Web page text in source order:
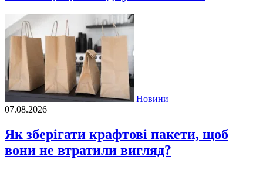
Новини
07.08.2026
Як зберігати крафтові пакети, щоб
вони не втратили вигляд?